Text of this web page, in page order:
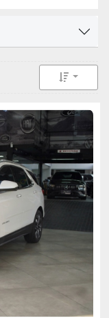
Toggle